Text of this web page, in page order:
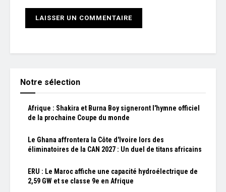
Notre sélection
Afrique : Shakira et Burna Boy signeront l'hymne officiel
de la prochaine Coupe du monde
Le Ghana affrontera la Côte d'Ivoire lors des
éliminatoires de la CAN 2027 : Un duel de titans africains
ERU : Le Maroc affiche une capacité hydroélectrique de
2,59 GW et se classe 9e en Afrique